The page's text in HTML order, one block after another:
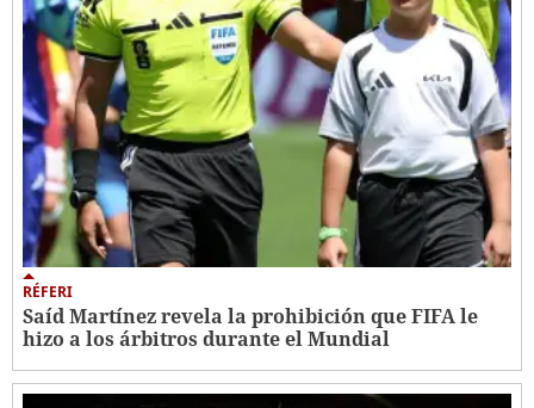
RÉFERI
Saíd Martínez revela la prohibición que FIFA le
hizo a los árbitros durante el Mundial